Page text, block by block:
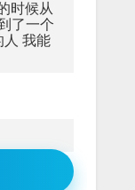
时候从
了一个
人 我能